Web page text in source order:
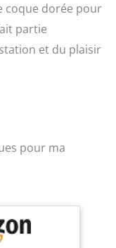
coque dorée pour
partie
et du plaisir
pour ma